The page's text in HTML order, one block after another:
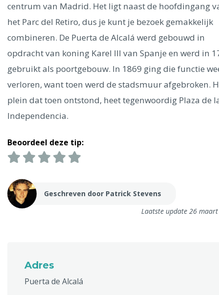
Singapore
Rome Berlijn Venetië
Dublin
Hong Kong München Wenen Budapest
Madrid
Vancouver
Alles bekijken
centrum van Madrid. Het ligt naast de hoofdingang
het Parc del Retiro, dus je kunt je bezoek gemakkelijk
combineren. De Puerta de Alcalá werd gebouwd in
opdracht van koning Karel III van Spanje en werd in
gebruikt als poortgebouw. In 1869 ging die functie
verloren, want toen werd de stadsmuur afgebroken.
plein dat toen ontstond, heet tegenwoordig Plaza de
Independencia.
Beoordeel deze tip:
Geschreven door Patrick Stevens
Laatste update 26
Adres
Puerta de Alcalá